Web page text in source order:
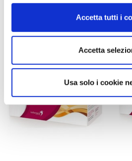
dalla Dichiarazione sui cookie.
Utilizziamo i cookie per
analizzare il nostro traffico.
informazioni sul modo in cui
nostri partner che si occupano di
pubblicità e social media, i quali
con altre informazioni che ha
Accetta tutti i
Accetta
Usa solo i cookie
carrello
-42%